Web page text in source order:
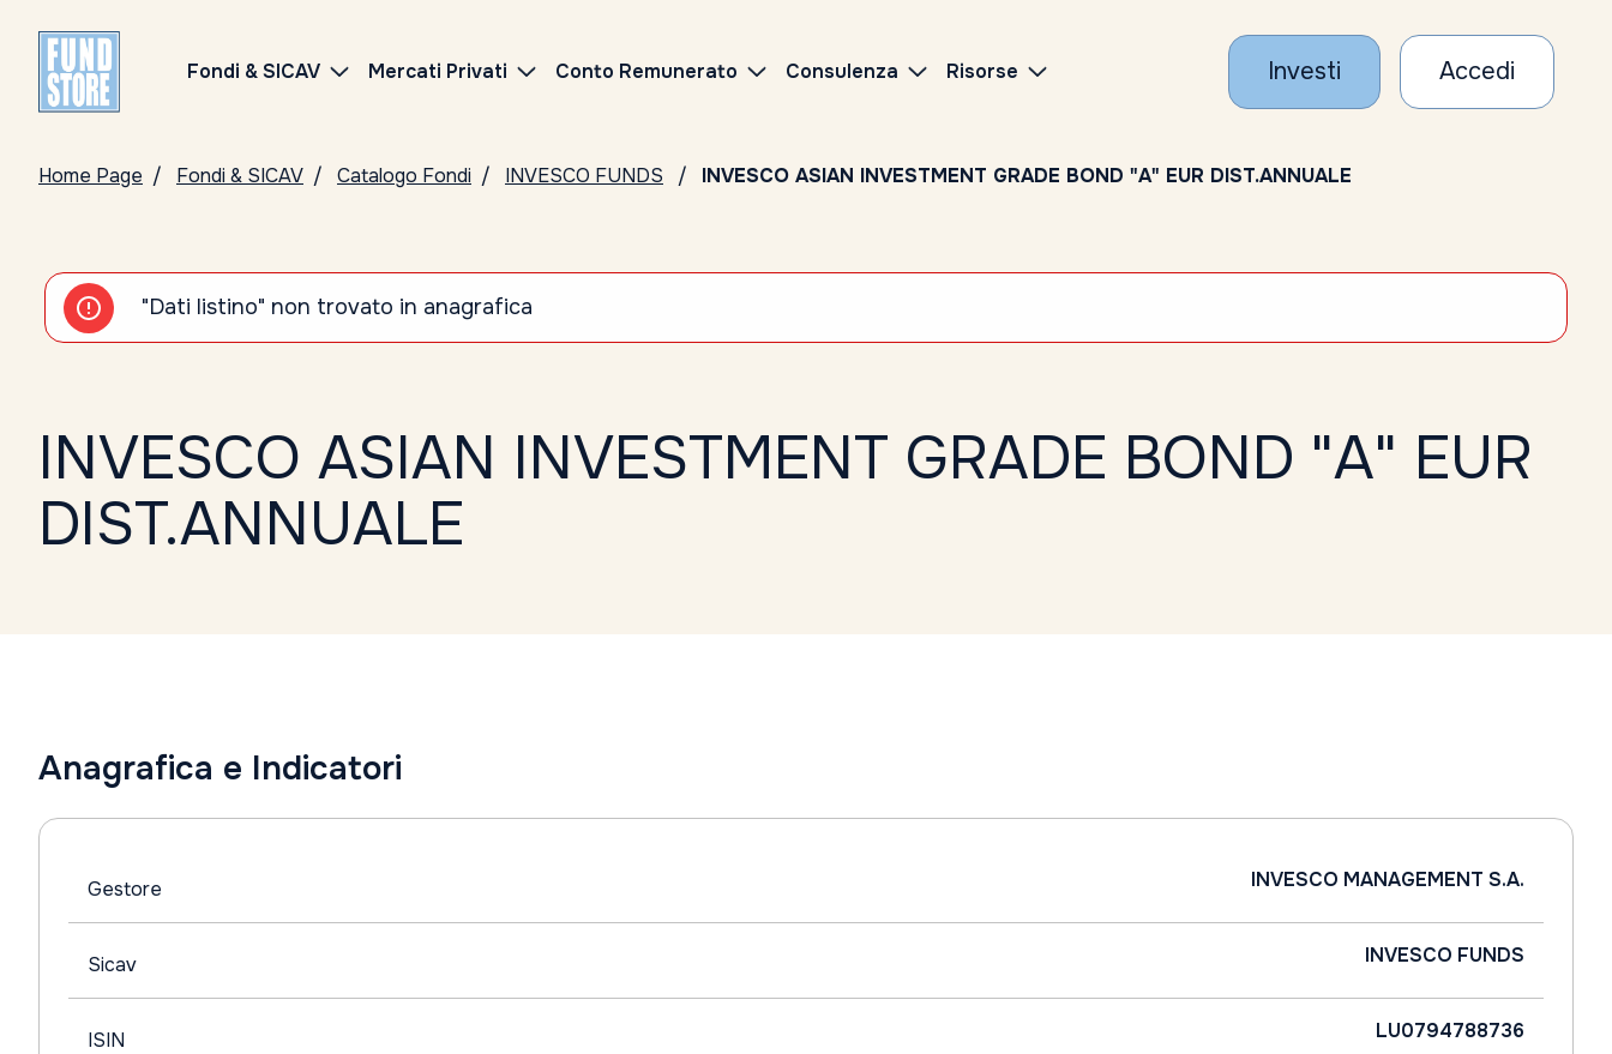
Fondi & SICAV Mercati Privati Conto Remunerato Consulenza Risorse Investi Accedi
Home Page Fondi & SICAV Catalogo Fondi INVESCO FUNDS INVESCO ASIAN INVESTMENT GRADE BOND "A" EUR DIST.ANNUALE
"Dati listino" non trovato in anagrafica
INVESCO ASIAN INVESTMENT GRADE BOND "A" EUR
DIST.ANNUALE
Anagrafica e Indicatori
Gestore INVESCO MANAGEMENT S.A.
Sicav INVESCO FUNDS
ISIN LU0794788736